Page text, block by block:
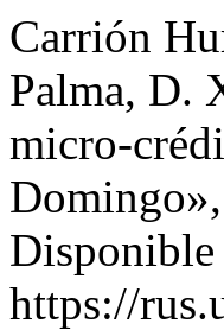
Carrión
Palma, D.
micro-
Domingo»,
Disponible
https://